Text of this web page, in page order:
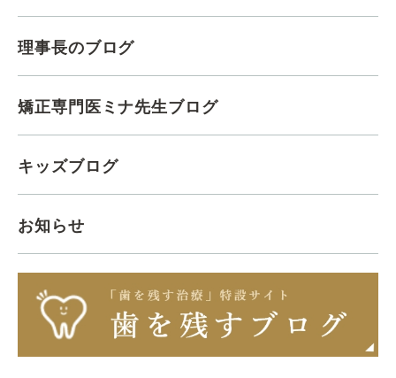
理事長のブログ
矯正専門医ミナ先生ブログ
キッズブログ
お知らせ